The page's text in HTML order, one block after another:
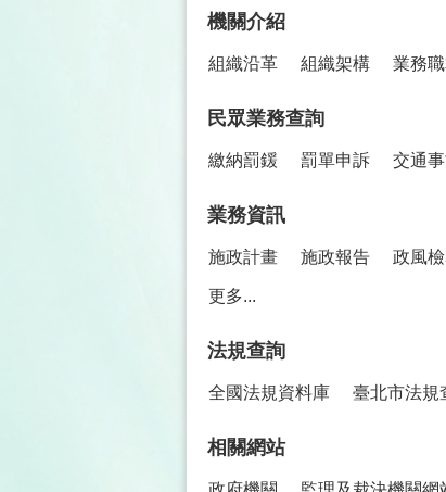
機關介紹
組織沿革 組織架構 業務
民眾業務查詢
繳納罰鍰 罰單申訴 交通
業務資訊
施政計畫 施政報告 政風
更多...
法規查詢
全國法規資料庫 臺北市法規
相關網站